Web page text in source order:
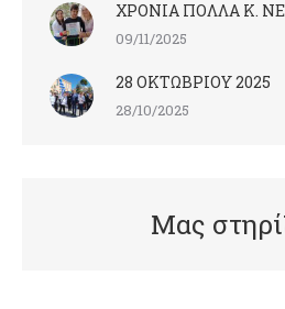
ΧΡΟΝΙΑ ΠΟΛΛΑ Κ.
09/11/2025
28 ΟΚΤΩΒΡΙΟΥ 2025
28/10/2025
Μας